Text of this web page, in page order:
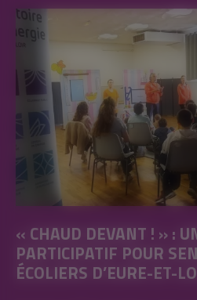
« CHAUD DEVANT ! » :
PARTICIPATIF POUR
ÉCOLIERS D’EURE-ET-